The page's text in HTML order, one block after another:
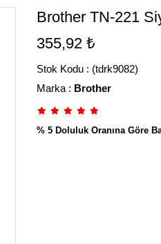
Brother TN-221
355,92 ₺
Stok Kodu
(tdrk9082)
Marka : Brother
% 5 Doluluk Oranına Göre